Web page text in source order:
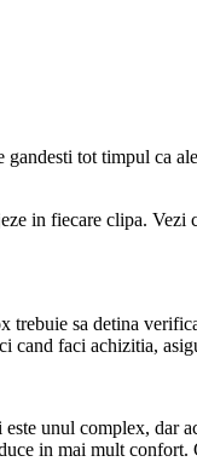
tot timpul ca
in fiecare clipa.
sa detina
faci achizitia,
unul complex, dar
in mai mult confort.